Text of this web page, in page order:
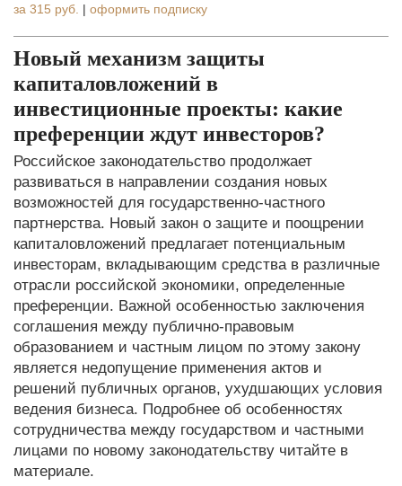
за 315 руб. | оформить подписку
Новый механизм защиты
капиталовложений в
инвестиционные проекты: какие
преференции ждут инвесторов?
Российское законодательство продолжает
развиваться в направлении создания новых
возможностей для государственно-частного
партнерства. Новый закон о защите и поощрении
капиталовложений предлагает потенциальным
инвесторам, вкладывающим средства в различные
отрасли российской экономики, определенные
преференции. Важной особенностью заключения
соглашения между публично-правовым
образованием и частным лицом по этому закону
является недопущение применения актов и
решений публичных органов, ухудшающих условия
ведения бизнеса. Подробнее об особенностях
сотрудничества между государством и частными
лицами по новому законодательству читайте в
материале.